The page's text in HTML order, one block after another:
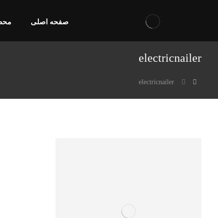
صفحه اصلی
electricnailer
electricnailer